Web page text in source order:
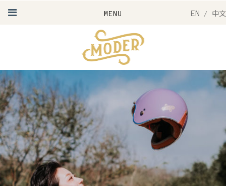
EN / 中文